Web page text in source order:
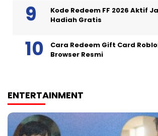
Kode Redeem FF 2026 Aktif
Hadiah Gratis
Cara Redeem Gift Card
Browser Resmi
ENTERTAINMENT